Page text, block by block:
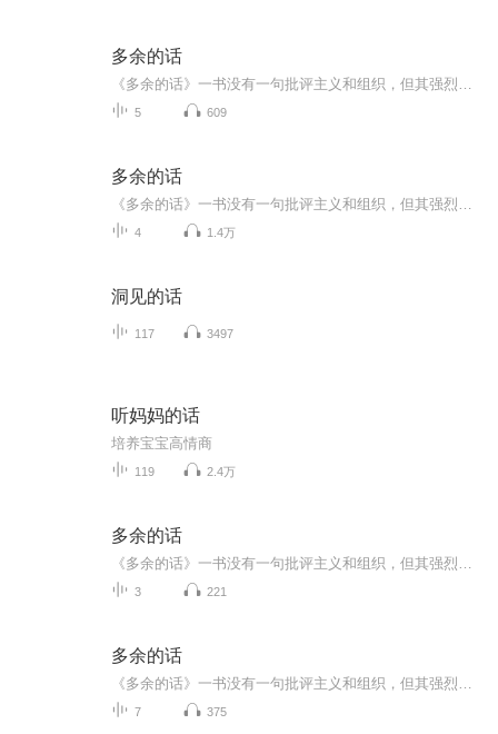
多余的话
5 609
多余的话
4 1.4万
洞见的话
117 3497
听妈妈的话
培养宝宝高情商
119 2.4万
多余的话
3 221
多余的话
7 375